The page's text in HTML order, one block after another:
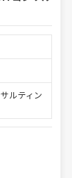
ルティン